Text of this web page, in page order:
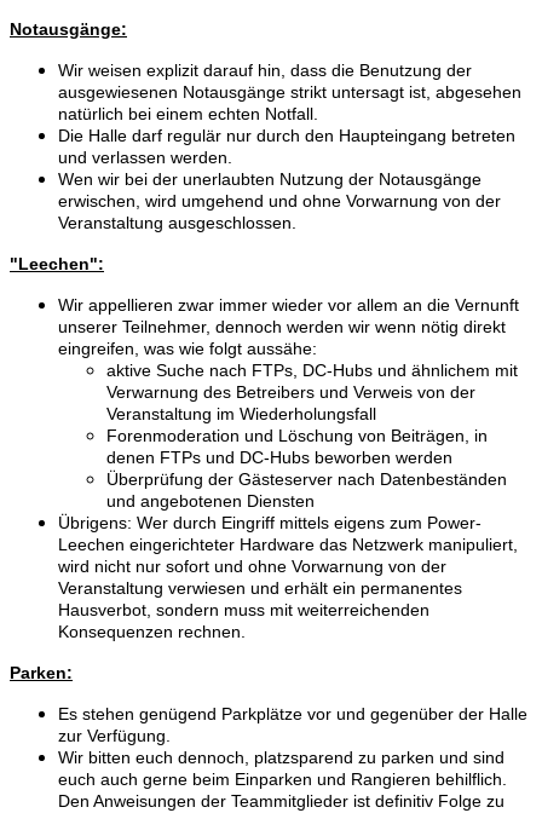
Notausgänge:
Wir weisen explizit darauf hin, dass die Benutzung der
ausgewiesenen Notausgänge strikt untersagt ist, abgesehen
natürlich bei einem echten Notfall.
Die Halle darf regulär nur durch den Haupteingang betreten
und verlassen werden.
Wen wir bei der unerlaubten Nutzung der Notausgänge
erwischen, wird umgehend und ohne Vorwarnung von der
Veranstaltung ausgeschlossen.
"Leechen":
Wir appellieren zwar immer wieder vor allem an die Vernunft
unserer Teilnehmer, dennoch werden wir wenn nötig direkt
eingreifen, was wie folgt aussähe:
aktive Suche nach FTPs, DC-Hubs und ähnlichem mit
Verwarnung des Betreibers und Verweis von der
Veranstaltung im Wiederholungsfall
Forenmoderation und Löschung von Beiträgen, in
denen FTPs und DC-Hubs beworben werden
Überprüfung der Gästeserver nach Datenbeständen
und angebotenen Diensten
Übrigens: Wer durch Eingriff mittels eigens zum Power-
Leechen eingerichteter Hardware das Netzwerk manipuliert,
wird nicht nur sofort und ohne Vorwarnung von der
Veranstaltung verwiesen und erhält ein permanentes
Hausverbot, sondern muss mit weiterreichenden
Konsequenzen rechnen.
Parken:
Es stehen genügend Parkplätze vor und gegenüber der Halle
zur Verfügung.
Wir bitten euch dennoch, platzsparend zu parken und sind
euch auch gerne beim Einparken und Rangieren behilflich.
Den Anweisungen der Teammitglieder ist definitiv Folge zu